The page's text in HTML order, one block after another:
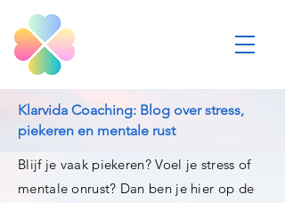
Klarvida Coaching: Blog over stress,
piekeren en mentale rust
Blijf je vaak piekeren? Voel je stress of
mentale onrust? Dan ben je hier op de